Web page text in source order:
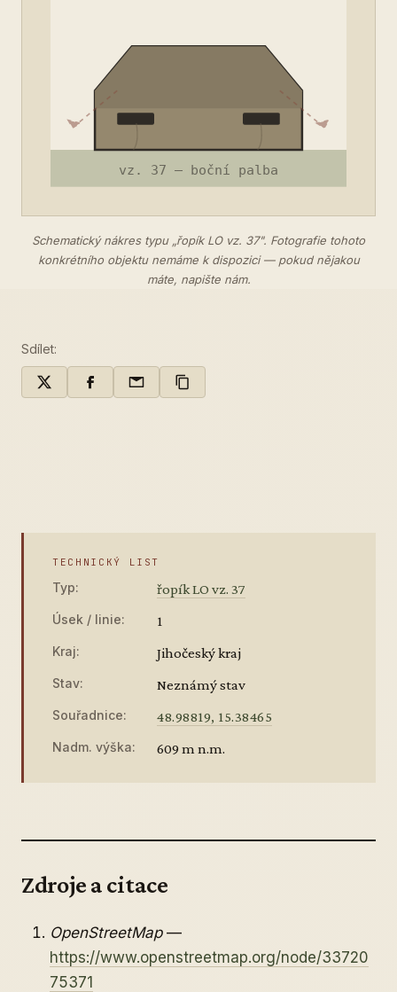
Schematický nákres typu „řopík LO vz. 37". Fotografie tohoto
konkrétního objektu nemáme k dispozici — pokud nějakou
máte, napište nám.
Sdílet:
TECHNICKÝ LIST
Typ: řopík LO vz. 37
Úsek / linie: 1
Kraj: Jihočeský kraj
Stav: Neznámý stav
Souřadnice: 48.98819, 15.38465
Nadm. výška: 609 m n.m.
Zdroje a citace
OpenStreetMap—
https://www.openstreetmap.org/node/33720
75371